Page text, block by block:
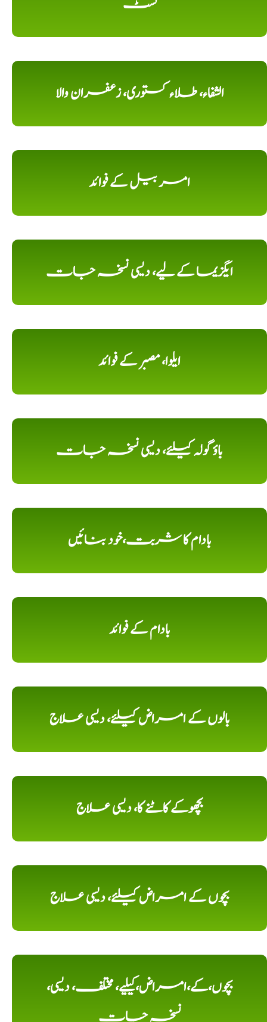
الشفاء، طلاء کستوری، زعفران والا
امر بیل کے فوائد
ایگزیما کے لیے، دیسی نسخہ جات
ایلوا، مصبر کے فوائد
باؤ گولہ کیلئے، دیسی نسخہ جات
بادام کا شربت،خود بنائیں
بادام کے فوائد
بالوں کے امراض کیلئے، دیسی علاج
بچھوکے کاٹنے کا، دیسی علاج
بچوں کے امراض کیلئے، دیسی علاج
بچوں،کے،امراض،کیلیے، مختلف، دیسی،
نسخہ جات